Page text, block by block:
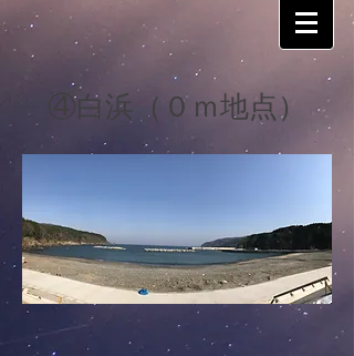
​④白浜（０ｍ地点）